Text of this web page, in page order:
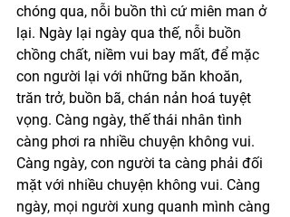
chóng qua, nỗi buồn thì cứ miên man ở
lại. Ngày lại ngày qua thế, nỗi buồn
chồng chất, niềm vui bay mất, để mặc
con người lại với những băn khoăn,
trăn trở, buồn bã, chán nản hoá tuyệt
vọng. Càng ngày, thế thái nhân tình
càng phơi ra nhiều chuyện không vui.
Càng ngày, con người ta càng phải đối
mặt với nhiều chuyện không vui. Càng
ngày, mọi người xung quanh mình càng